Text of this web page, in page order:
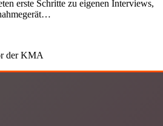
erste Schritte zu eigenen Interviews,
der KMA